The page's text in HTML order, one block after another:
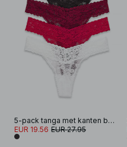
5-pack tanga met kanten band
EUR 19.56 EUR 27.95